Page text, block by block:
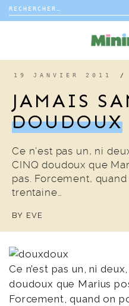
Rechercher :
DÉCO
COUP DE COEUR
19 JANVIER 2011
JAMAIS
DOUDOUX
Ce n’est pas un, ni
CINQ doudoux que
pas. Forcement,
trentaine…
BY EVE
Ce n’est pas un, ni
doudoux que Marius
Forcement, quand on